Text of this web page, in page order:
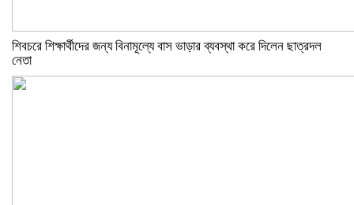
শিবচরে শিক্ষার্থীদের জন্য বিনামূল্যে বাস ভাড়ার ব্যবস্থা করে দিলেন ছাত্রদল
নেতা